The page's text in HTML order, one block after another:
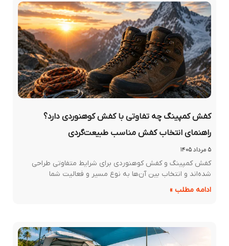
کفش کمپینگ چه تفاوتی با کفش کوهنوردی دارد؟
راهنمای انتخاب کفش مناسب طبیعت‌گردی
کفش کمپینگ و کفش کوهنوردی برای شرایط متفاوتی طراحی
شده‌اند و انتخاب بین آن‌ها به نوع مسیر و فعالیت شما
ادامه مطلب »